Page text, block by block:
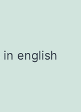
in english